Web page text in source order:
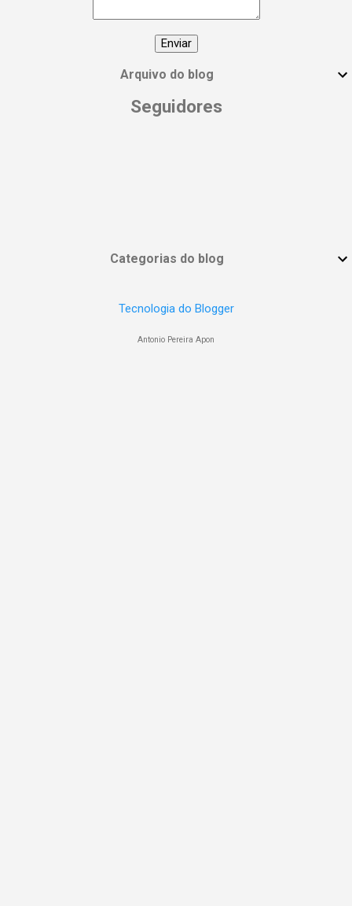
#DiaInternacionalDaMulher
#EmpoderamentoFeminino
#MulheresPoderosas #VocêÉUmaDeusa
Arquivo do blog
Seguidores
Categorias do blog
Tecnologia do Blogger
Antonio Pereira Apon